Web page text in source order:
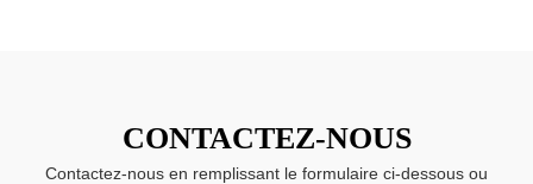
CONTACTEZ-NOUS
Contactez-nous en remplissant le formulaire ci-dessous ou